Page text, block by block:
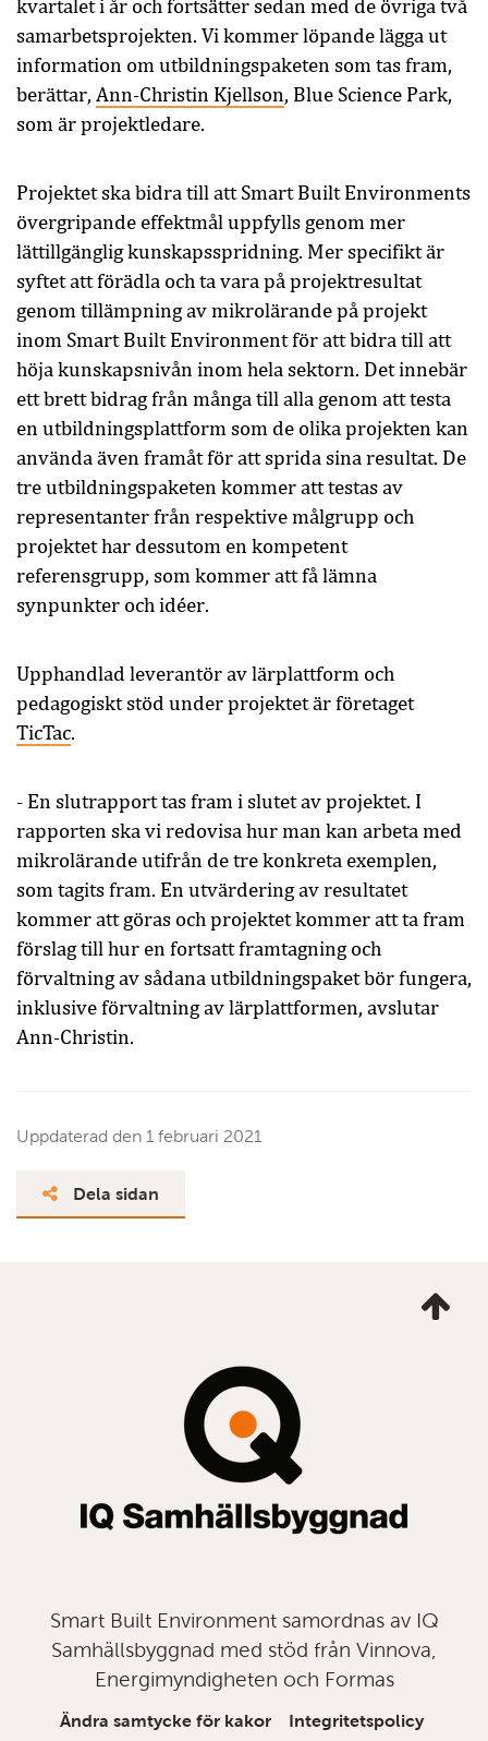
kvartalet i år och fortsätter sedan med de övriga två
samarbetsprojekten. Vi kommer löpande lägga ut
information om utbildningspaketen som tas fram,
berättar, Ann-Christin Kjellson, Blue Science Park,
som är projektledare.
Projektet ska bidra till att Smart Built Environments
övergripande effektmål uppfylls genom mer
lättillgänglig kunskapsspridning. Mer specifikt är
syftet att förädla och ta vara på projektresultat
genom tillämpning av mikrolärande på projekt
inom Smart Built Environment för att bidra till att
höja kunskapsnivån inom hela sektorn. Det innebär
ett brett bidrag från många till alla genom att testa
en utbildningsplattform som de olika projekten kan
använda även framåt för att sprida sina resultat. De
tre utbildningspaketen kommer att testas av
representanter från respektive målgrupp och
projektet har dessutom en kompetent
referensgrupp, som kommer att få lämna
synpunkter och idéer.
Upphandlad leverantör av lärplattform och
pedagogiskt stöd under projektet är företaget
TicTac.
- En slutrapport tas fram i slutet av projektet. I
rapporten ska vi redovisa hur man kan arbeta med
mikrolärande utifrån de tre konkreta exemplen,
som tagits fram. En utvärdering av resultatet
kommer att göras och projektet kommer att ta fram
förslag till hur en fortsatt framtagning och
förvaltning av sådana utbildningspaket bör fungera,
inklusive förvaltning av lärplattformen, avslutar
Ann-Christin.
Uppdaterad den 1 februari 2021
Dela sidan
mig
Smart Built Environment samordnas av IQ
Samhällsbyggnad med stöd från Vinnova,
Energimyndigheten och Formas
Ändra samtycke för kakor Integritetspolicy